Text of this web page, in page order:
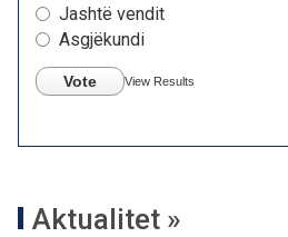
Jashtë vendit
Asgjëkundi
Vote View Results
Aktualitet »